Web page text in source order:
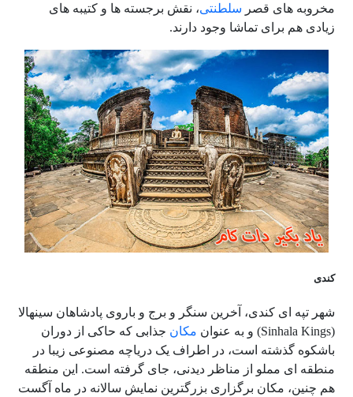
مخروبه های قصر سلطنتی، نقش برجسته ها و کتیبه های
زیادی هم برای تماشا وجود دارند.
کندی
شهر تپه ای کندی، آخرین سنگر و برج و باروی پادشاهان سینهالا
(Sinhala Kings) و به عنوان
مکان جذابی که حاکی از دوران
باشکوه گذشته است، در اطراف یک دریاچه مصنوعی زیبا در
منطقه ای مملو از مناظر دیدنی، جای گرفته است. این منطقه
هم چنین، مکان برگزاری بزرگترین نمایش سالانه در ماه آگست